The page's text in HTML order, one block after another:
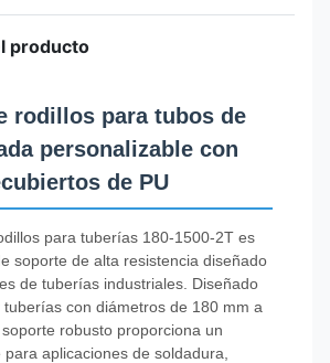
producto
rodillos para tubos de
personalizable con
de PU
para tuberías 180-1500-2T es
soporte de alta resistencia diseñado
de tuberías industriales. Diseñado
con diámetros de 180 mm a
robusto proporciona un
aplicaciones de soldadura,